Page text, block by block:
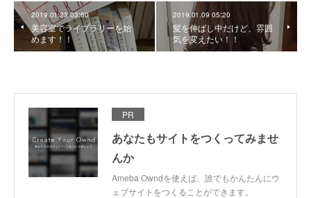
2019.01.23 03:50
美容室でライブラリーを始
めます！！
2019.01.09 05:20
髪を伸ばし中だけど、雰囲
気を変えたい！！
PR
あなたもサイトをつくってみませ
んか
Ameba Owndを使えば、誰でもかんたんにウ
ェブサイトをつくることができます。